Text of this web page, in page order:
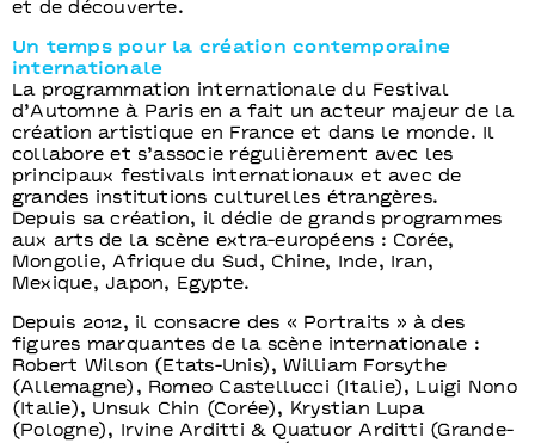
et de découverte.
Un temps pour la création contemporaine
internationale
La programmation internationale du Festival
d’Automne à Paris en a fait un acteur majeur de la
création artistique en France et dans le monde. Il
collabore et s’associe régulièrement avec les
principaux festivals internationaux et avec de
grandes institutions culturelles étrangères.
Depuis sa création, il dédie de grands programmes
aux arts de la scène extra-européens : Corée,
Mongolie, Afrique du Sud, Chine, Inde, Iran,
Mexique, Japon, Egypte.
Depuis 2012, il consacre des « Portraits » à des
figures marquantes de la scène internationale :
Robert Wilson (Etats-Unis), William Forsythe
(Allemagne), Romeo Castellucci (Italie), Luigi Nono
(Italie), Unsuk Chin (Corée), Krystian Lupa
(Pologne), Irvine Arditti & Quatuor Arditti (Grande-